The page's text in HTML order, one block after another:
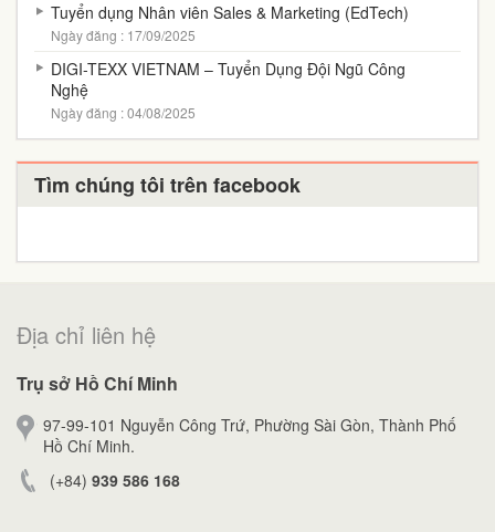
Tuyển dụng Nhân viên Sales & Marketing (EdTech)
Ngày đăng : 17/09/2025
DIGI-TEXX VIETNAM – Tuyển Dụng Đội Ngũ Công
Nghệ
Ngày đăng : 04/08/2025
Tìm chúng tôi trên facebook
Địa chỉ liên hệ
Trụ sở Hồ Chí Minh
97-99-101 Nguyễn Công Trứ, Phường Sài Gòn, Thành Phố
Hồ Chí Minh.
(+84) 939 586 168